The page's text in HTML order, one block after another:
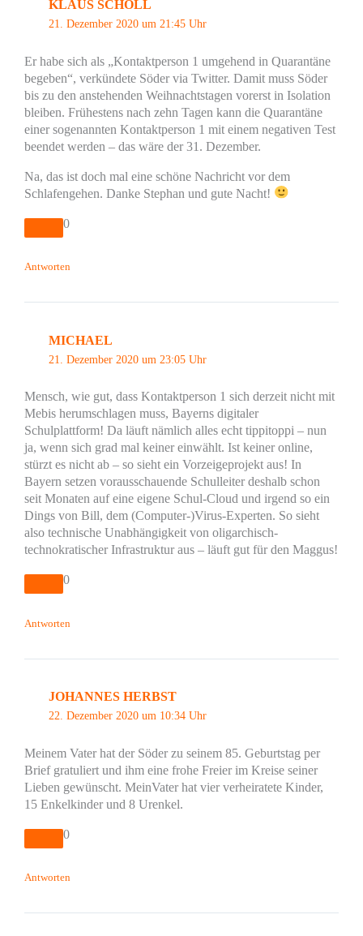
KLAUS SCHOLL
21. Dezember 2020 um 21:45 Uhr
Er habe sich als „Kontaktperson 1 umgehend in Quarantäne
begeben“, verkündete Söder via Twitter. Damit muss Söder
bis zu den anstehenden Weihnachtstagen vorerst in Isolation
bleiben. Frühestens nach zehn Tagen kann die Quarantäne
einer sogenannten Kontaktperson 1 mit einem negativen Test
beendet werden – das wäre der 31. Dezember.
Na, das ist doch mal eine schöne Nachricht vor dem
Schlafengehen. Danke Stephan und gute Nacht!
0
Antworten
MICHAEL
21. Dezember 2020 um 23:05 Uhr
Mensch, wie gut, dass Kontaktperson 1 sich derzeit nicht mit
Mebis herumschlagen muss, Bayerns digitaler
Schulplattform! Da läuft nämlich alles echt tippitoppi – nun
ja, wenn sich grad mal keiner einwählt. Ist keiner online,
stürzt es nicht ab – so sieht ein Vorzeigeprojekt aus! In
Bayern setzen vorausschauende Schulleiter deshalb schon
seit Monaten auf eine eigene Schul-Cloud und irgend so ein
Dings von Bill, dem (Computer-)Virus-Experten. So sieht
also technische Unabhängigkeit von oligarchisch-
technokratischer Infrastruktur aus – läuft gut für den Maggus!
0
Antworten
JOHANNES HERBST
22. Dezember 2020 um 10:34 Uhr
Meinem Vater hat der Söder zu seinem 85. Geburtstag per
Brief gratuliert und ihm eine frohe Freier im Kreise seiner
Lieben gewünscht. MeinVater hat vier verheiratete Kinder,
15 Enkelkinder und 8 Urenkel.
0
Antworten